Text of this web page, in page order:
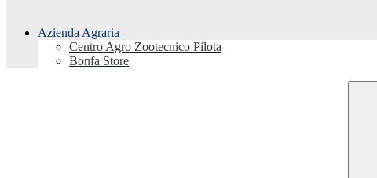
Azienda Agraria
Centro Agro Zootecnico Pilota
Bonfa Store